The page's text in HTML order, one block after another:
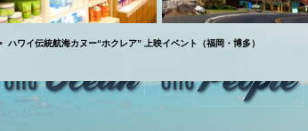
ハワイ伝統航海カヌー“ホクレア” 上映イベント（福岡・博多）